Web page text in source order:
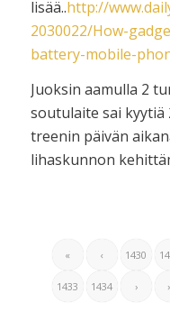
lisää..http://
2030022/How-
battery-mobile-
Juoksin aamulla 2
soutulaite sai kyytiä
treenin päivän
lihaskunnon
« ‹ 1430
1433 1434 ›